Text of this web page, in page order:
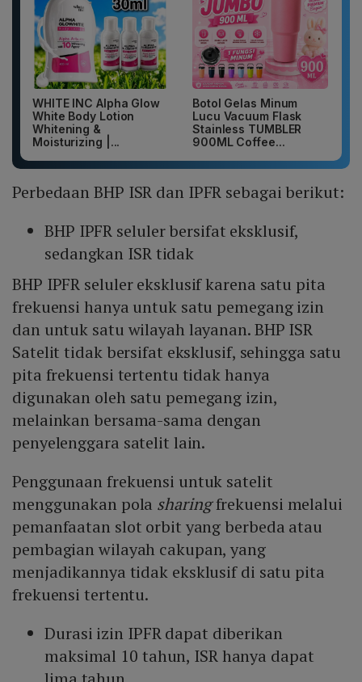
WHITE INC Alpha Glow
White Body Lotion
Whitening &
Moisturizing |...
Botol Gelas Minum
Lucu Vacuum Flask
Stainless TUMBLER
900ML Coffee...
Perbedaan BHP ISR dan IPFR sebagai berikut:
BHP IPFR seluler bersifat eksklusif,
sedangkan ISR tidak
BHP IPFR seluler eksklusif karena satu pita
frekuensi hanya untuk satu pemegang izin
dan untuk satu wilayah layanan. BHP ISR
Satelit tidak bersifat eksklusif, sehingga satu
pita frekuensi tertentu tidak hanya
digunakan oleh satu pemegang izin,
melainkan bersama-sama dengan
penyelenggara satelit lain.
Penggunaan frekuensi untuk satelit
menggunakan pola sharingfrekuensi melalui
pemanfaatan slot orbit yang berbeda atau
pembagian wilayah cakupan, yang
menjadikannya tidak eksklusif di satu pita
frekuensi tertentu.
Durasi izin IPFR dapat diberikan
maksimal 10 tahun, ISR hanya dapat